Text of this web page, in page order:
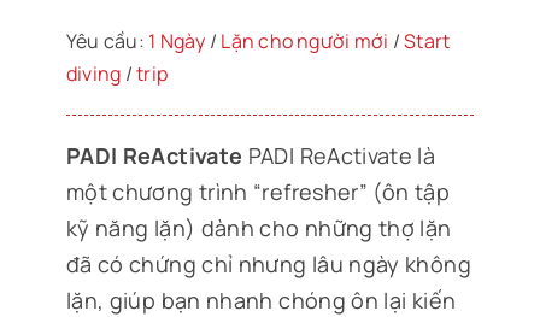
Yêu cầu: 1 Ngày / Lặn cho người mới /Start
diving /trip
PADI ReActivate PADI ReActivate là
một chương trình “refresher” (ôn tập
kỹ năng lặn) dành cho những thợ lặn
đã có chứng chỉ nhưng lâu ngày không
lặn, giúp bạn nhanh chóng ôn lại kiến